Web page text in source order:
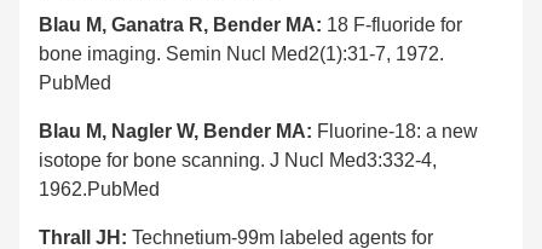
Blau M, Ganatra R, Bender MA: 18 F-fluoride for
bone imaging. Semin Nucl Med2(1):31-7, 1972.
PubMed
Blau M, Nagler W, Bender MA: Fluorine-18: a new
isotope for bone scanning. J Nucl Med3:332-4,
1962.PubMed
Thrall JH: Technetium-99m labeled agents for